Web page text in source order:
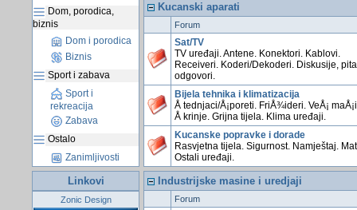
Dom, porodica,
biznis
Dom i porodica
Biznis
Sport i zabava
Sport i
rekreacija
Zabava
Ostalo
Zanimljivosti
Linkovi
Zonic Design
Kucanski aparati
Forum
Sat/TV
TV uređaji. Antene. Konektori. Kablovi.
Receiveri. Koderi/Dekoderi. Diskusije,
odgovori.
Bijela tehnika i klimatizacija
Å tednjaci/Å¡poreti. FriÅ¾ideri. VeÅ¡
Å krinje. Grijna tijela. Klima uređaji.
Kucanske popravke i dorade
Rasvjetna tijela. Sigurnost. Namještaj.
Ostali uređaji.
Industrijske masine i uredjaji
Forum